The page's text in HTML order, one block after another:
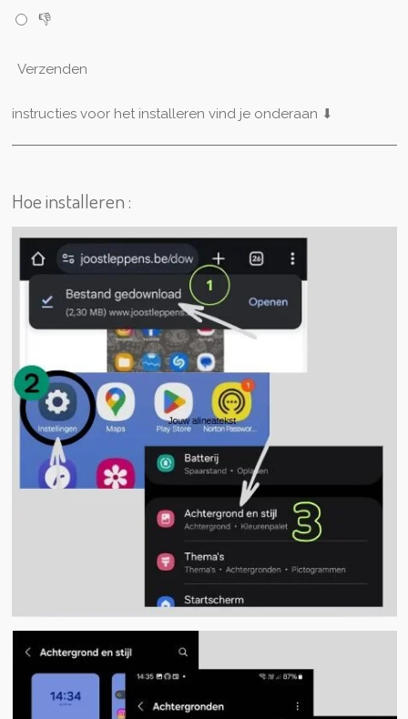
👎
Verzenden
instructies voor het installeren vind je onderaan ⬇
Hoe installeren :